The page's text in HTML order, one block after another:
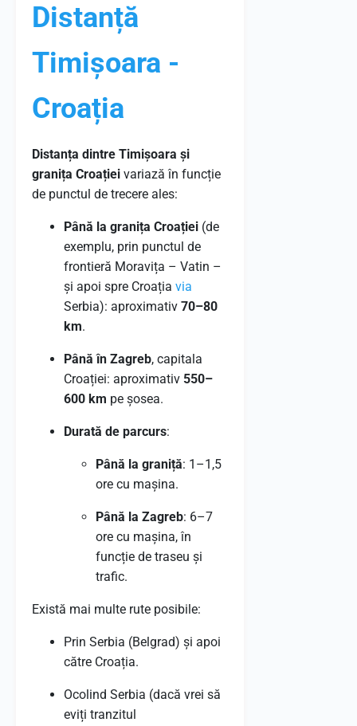
Distanță
Timișoara -
Croația
Distanța dintre Timișoara și
granița Croației variază în funcție
de punctul de trecere ales:
Până la granița Croației (de
exemplu, prin punctul de
frontieră Moravița – Vatin –
și apoi spre Croația via
Serbia): aproximativ 70–80
km.
Până în Zagreb, capitala
Croației: aproximativ 550–
600 km pe șosea.
Durată de parcurs:
Până la graniță: 1–1,5
ore cu mașina.
Până la Zagreb: 6–7
ore cu mașina, în
funcție de traseu și
trafic.
Există mai multe rute posibile:
Prin Serbia (Belgrad) și apoi
către Croația.
Ocolind Serbia (dacă vrei să
eviți tranzitul